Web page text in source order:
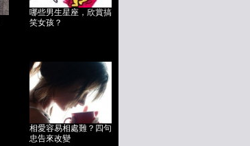
哪些男生星座，欣賞搞
笑女孩？
相愛容易相處難？四句
忠告來改變